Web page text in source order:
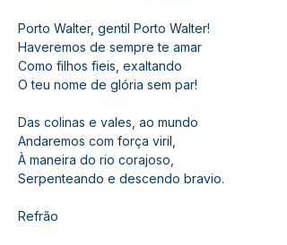
Porto Walter, gentil Porto Walter!
Haveremos de sempre te amar
Como filhos fieis, exaltando
O teu nome de glória sem par!
Das colinas e vales, ao mundo
Andaremos com força viril,
À maneira do rio corajoso,
Serpenteando e descendo bravio.
Refrão